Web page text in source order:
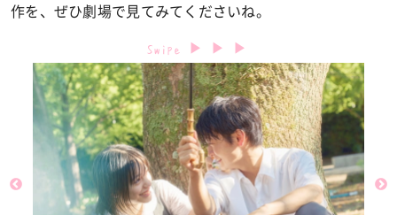
作を、ぜひ劇場で見てみてくださいね。